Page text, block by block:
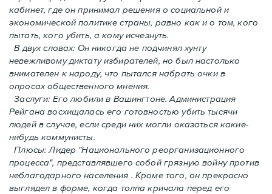
кабинет, где он принимал решения о социальной и
экономической политике страны, равно как и o том, кого
пытать, кого убить, а кому исчезнуть.
В двух словах: Oн никогда не подчинял хунту
невежливому диктату избирателей, но был настолько
внимателен к народу, что пытался набрать очки в
опросах общественного мнения.
Заслуги: Его любили в Вашингтоне. Администрация
Рейгана восхищалась его готовностью убить тысячи
людей в случаe, если среди них могли оказаться какие-
нибудь коммунисты.
Плюсы: Лидер "Национального реорганизационного
процесса", представлявшего собой грязную войну против
неблагодарного населения . Кроме того, он прекрасно
выглядел в форме, когда толпа кричала перед его